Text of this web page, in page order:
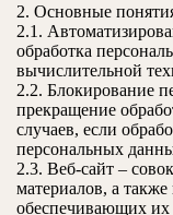
2. Основные
2.1.
обработка
вычислительной
2.2. Блокирование
прекращение
случаев, если
персональных
2.3. Веб-сайт –
материалов, а
обеспечивающих их